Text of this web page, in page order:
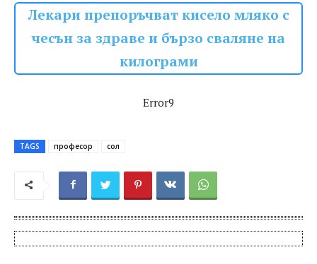
Лекари препоръчват кисело мляко с
чесън за здраве и бързо сваляне на
килограми
Error9
TAGS професор сол